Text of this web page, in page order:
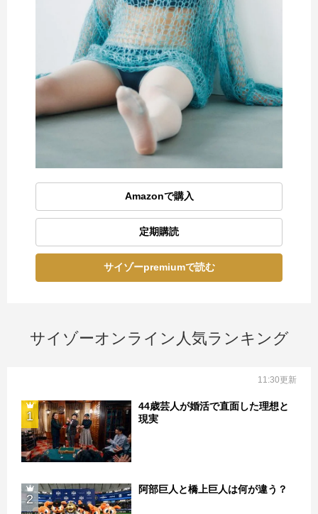
Amazonで購入
定期購読
サイゾーpremiumで読む
サイゾーオンライン人気ランキング
11:30更新
1
44歳芸人が婚活で直面した理想と
現実
2
阿部巨人と橋上巨人は何が違う？